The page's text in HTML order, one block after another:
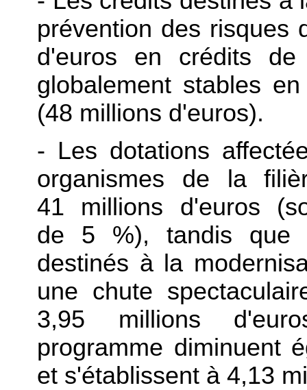
prévention des risques
d'euros en crédits
globalement stables
(48 millions d'euros).
- Les dotations
organismes de la
41 millions d'euros
de 5 %), tandis que
destinés à la
une chute
3,95 millions
programme diminuent
et s'établissent à 4,13